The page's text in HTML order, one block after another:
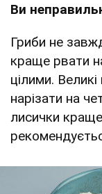
Ви
Гриби не
краще рвати
цілими.
нарізати на
лисички